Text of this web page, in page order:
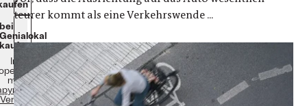
In
mit
Verlag
teurer kommt als eine Verkehrswende ...